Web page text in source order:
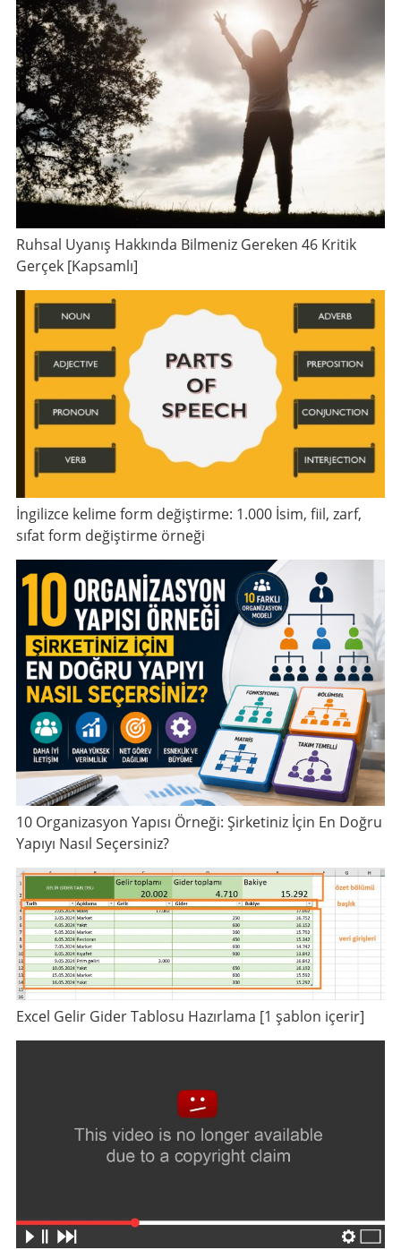
Ruhsal Uyanış Hakkında Bilmeniz Gereken 46 Kritik
Gerçek [Kapsamlı]
İngilizce kelime form değiştirme: 1.000 İsim, fiil, zarf,
sıfat form değiştirme örneği
10 Organizasyon Yapısı Örneği: Şirketiniz İçin En Doğru
Yapıyı Nasıl Seçersiniz?
Excel Gelir Gider Tablosu Hazırlama [1 şablon içerir]